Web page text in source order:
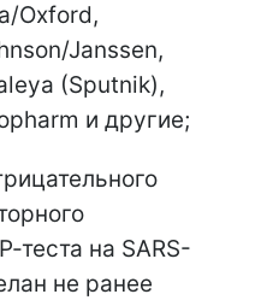
Oxford,
Janssen,
(Sputnik),
и другие;
теста на SARS-
не ранее